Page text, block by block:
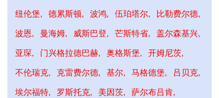
纽伦堡 德累斯顿 波鸿 伍珀塔尔 比勒费尔德
波恩 曼海姆 威斯巴登 芒斯特省 盖尔森基兴
亚琛 门兴格拉德巴赫 奥格斯堡 开姆尼茨
不伦瑞克 克雷费尔德 基尔 马格德堡 吕贝克
埃尔福特 罗斯托克 美因茨 萨尔布吕肯